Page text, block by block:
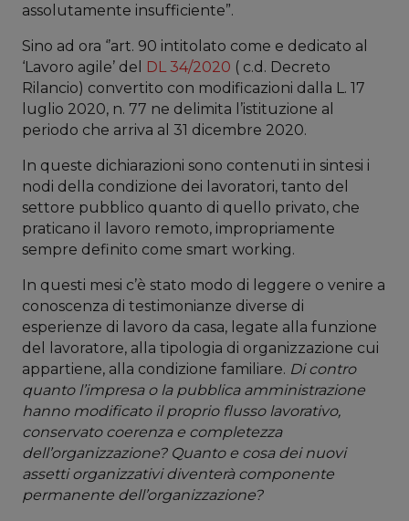
assolutamente insufficiente”.
Sino ad ora ‘’art. 90 intitolato come e dedicato al
‘Lavoro agile’ del
DL 34/2020 ( c.d. Decreto
Rilancio) convertito con modificazioni dalla L. 17
luglio 2020, n. 77 ne delimita l’istituzione al
periodo che arriva al 31 dicembre 2020.
In queste dichiarazioni sono contenuti in sintesi i
nodi della condizione dei lavoratori, tanto del
settore pubblico quanto di quello privato, che
praticano il lavoro remoto, impropriamente
sempre definito come smart working.
In questi mesi c’è stato modo di leggere o venire a
conoscenza di testimonianze diverse di
esperienze di lavoro da casa, legate alla funzione
del lavoratore, alla tipologia di organizzazione cui
appartiene, alla condizione familiare. Di contro
quanto l’impresa o la pubblica amministrazione
hanno modificato il proprio flusso lavorativo,
conservato coerenza e completezza
dell’organizzazione? Quanto e cosa dei nuovi
assetti organizzativi diventerà componente
permanente dell’organizzazione?